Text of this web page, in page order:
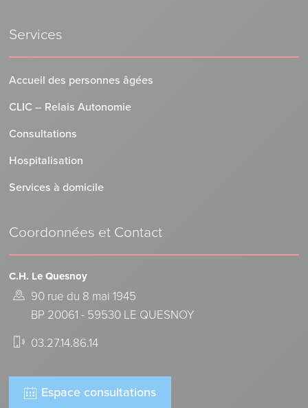
Services
Accueil des personnes âgées
CLIC – Relais Autonomie
Consultations
Hospitalisation
Services à domicile
Coordonnées et Contact
C.H. Le Quesnoy
90 rue du 8 mai 1945
BP 20061 - 59530 LE QUESNOY
03.27.14.86.14
Espace consultations